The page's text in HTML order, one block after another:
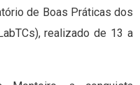
de Boas Práticas dos
realizado de 13 a